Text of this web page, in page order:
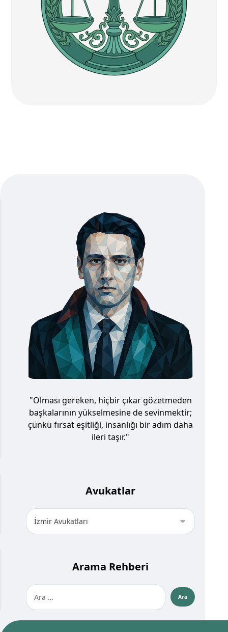
"Olması gereken, hiçbir çıkar gözetmeden
başkalarının yükselmesine de sevinmektir;
çünkü fırsat eşitliği, insanlığı bir adım daha
ileri taşır."
Avukatlar
Arama Rehberi